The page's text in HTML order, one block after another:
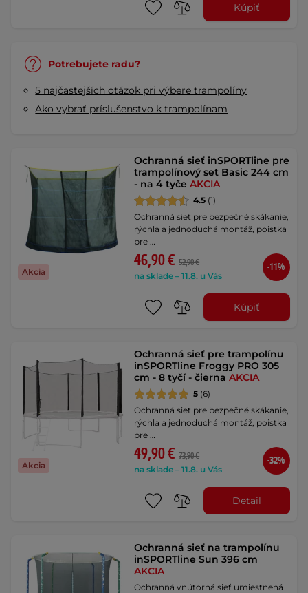
Kúpiť
Potrebujete radu?
5 najčastejších otázok pri výbere trampolíny
Ako vybrať príslušenstvo k trampolínam
Akcia
Ochranná sieť inSPORTline pre
trampolínový set Basic 244 cm
- na 4 tyčeAKCIA
4.5 (1)
Ochranná sieť pre bezpečné skákanie,
rýchla a jednoduchá montáž, poistka
pre …
46,90 € 52,90 €
na sklade – 11.8. u Vás
-11%
Kúpiť
Akcia
Ochranná sieť pre trampolínu
inSPORTline Froggy PRO 305
cm - 8 tyčí - čiernaAKCIA
5 (6)
Ochranná sieť pre bezpečné skákanie,
rýchla a jednoduchá montáž, poistka
pre …
49,90 € 73,90 €
na sklade – 11.8. u Vás
-32%
Detail
Ochranná sieť na trampolínu
inSPORTline Sun 396 cm
AKCIA
Ochranná vnútorná sieť umiestnená